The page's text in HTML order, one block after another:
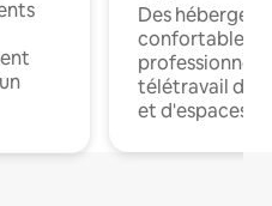
Des
confortables
professionnels
télétravail
et d'espaces